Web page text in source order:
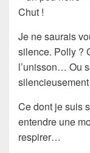
Chut !
Je ne saurais
silence. Polly ?
l’unisson… Ou
Ce dont je suis
entendre une
respirer…